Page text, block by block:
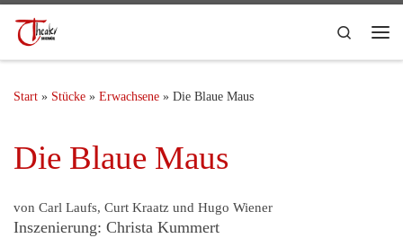
Search
Start » Stücke » Erwachsene » Die Blaue Maus
Die Blaue Maus
von Carl Laufs, Curt Kraatz und Hugo Wiener
Inszenierung: Christa Kummert